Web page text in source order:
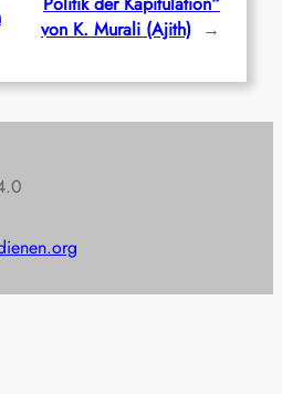
von K. Murali (Ajith) →